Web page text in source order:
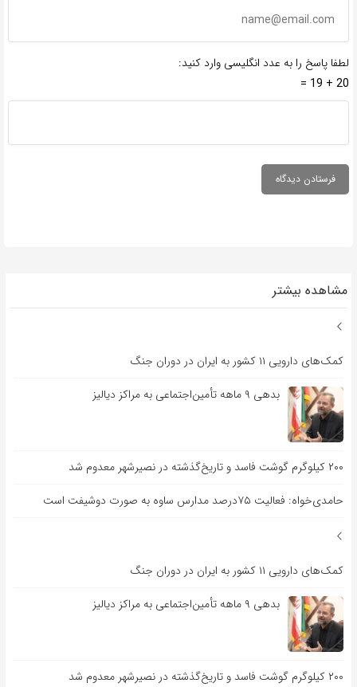
لطفا پاسخ را به عدد انگلیسی وارد کنید:
20 + 19 =
مشاهده بیشتر
کمک‌های دارویی ۱۱ کشور به ایران در دوران جنگ
بدهی ۹ ماهه تأمین‌اجتماعی به مراکز دیالیز
۲۰۰ کیلوگرم گوشت فاسد و تاریخ‌گذشته در نصیرشهر معدوم شد
حامدی‌خواه: فعالیت ۷۵درصد مدارس ساوه به صورت دوشیفت است
کمک‌های دارویی ۱۱ کشور به ایران در دوران جنگ
بدهی ۹ ماهه تأمین‌اجتماعی به مراکز دیالیز
۲۰۰ کیلوگرم گوشت فاسد و تاریخ‌گذشته در نصیرشهر معدوم شد